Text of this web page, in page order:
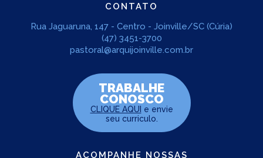
CONTATO
Rua Jaguaruna, 147 - Centro - Joinville/SC (Cúria)
(47) 3451-3700
pastoral@arquijoinville.com.br
TRABALHE
CONOSCO
CLIQUE AQUI e envie
seu curriculo.
ACOMPANHE NOSSAS